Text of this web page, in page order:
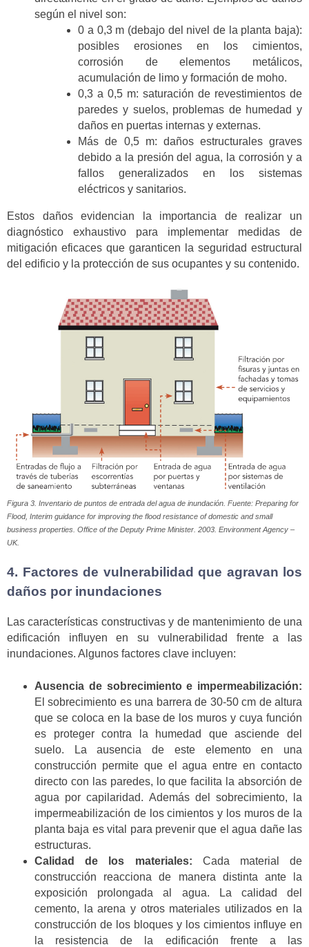
según el nivel son:
0 a 0,3 m (debajo del nivel de la planta baja):
posibles erosiones en los cimientos,
corrosión de elementos metálicos,
acumulación de limo y formación de moho.
0,3 a 0,5 m: saturación de revestimientos de
paredes y suelos, problemas de humedad y
daños en puertas internas y externas.
Más de 0,5 m: daños estructurales graves
debido a la presión del agua, la corrosión y a
fallos generalizados en los sistemas
eléctricos y sanitarios.
Estos daños evidencian la importancia de realizar un
diagnóstico exhaustivo para implementar medidas de
mitigación eficaces que garanticen la seguridad estructural
del edificio y la protección de sus ocupantes y su contenido.
Figura 3. Inventario de puntos de entrada del agua de inundación. Fuente: Preparing for
Flood, Interim guidance for improving the flood resistance of domestic and small
business properties. Office of the Deputy Prime Minister. 2003. Environment Agency –
UK.
4. Factores de vulnerabilidad que agravan los
daños por inundaciones
Las características constructivas y de mantenimiento de una
edificación influyen en su vulnerabilidad frente a las
inundaciones. Algunos factores clave incluyen:
Ausencia de sobrecimiento e impermeabilización:
El sobrecimiento es una barrera de 30-50 cm de altura
que se coloca en la base de los muros y cuya función
es proteger contra la humedad que asciende del
suelo. La ausencia de este elemento en una
construcción permite que el agua entre en contacto
directo con las paredes, lo que facilita la absorción de
agua por capilaridad. Además del sobrecimiento, la
impermeabilización de los cimientos y los muros de la
planta baja es vital para prevenir que el agua dañe las
estructuras.
Calidad de los materiales: Cada material de
construcción reacciona de manera distinta ante la
exposición prolongada al agua. La calidad del
cemento, la arena y otros materiales utilizados en la
construcción de los bloques y los cimientos influye en
la resistencia de la edificación frente a las